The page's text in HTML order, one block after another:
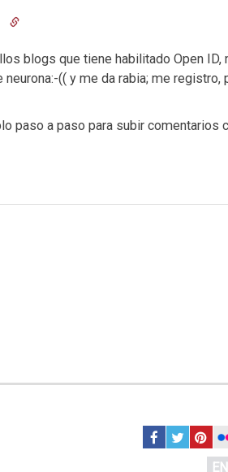
blogs que tiene habilitado Open ID,
(( y me da rabia; me registro,
paso a paso para subir comentarios
EN